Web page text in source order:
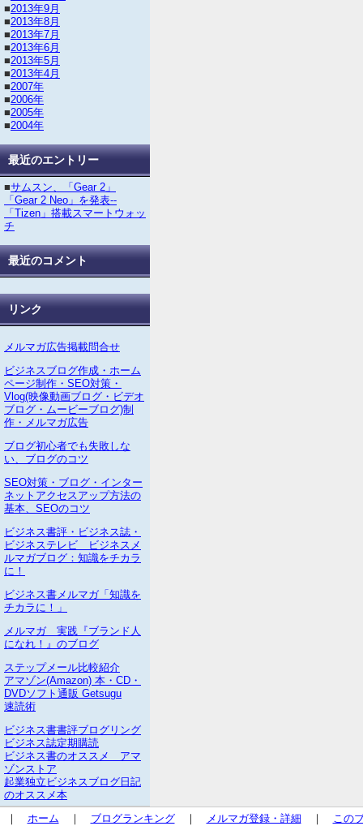
■2013年9月
■2013年8月
■2013年7月
■2013年6月
■2013年5月
■2013年4月
■2007年
■2006年
■2005年
■2004年
最近のエントリー
■サムスン、「Gear 2」
「Gear 2 Neo」を発表--
「Tizen」搭載スマートウォッ
チ
最近のコメント
リンク
メルマガ広告掲載問合せ
ビジネスブログ作成・ホーム
ページ制作・SEO対策・
Vlog(映像動画ブログ・ビデオ
ブログ・ムービーブログ)制
作・メルマガ広告
ブログ初心者でも失敗しな
い、ブログのコツ
SEO対策・ブログ・インター
ネットアクセスアップ方法の
基本、SEOのコツ
ビジネス書評・ビジネス誌・
ビジネステレビ ビジネスメ
ルマガブログ：知識をチカラ
に！
ビジネス書メルマガ「知識を
チカラに！」
メルマガ 実践『ブランド人
になれ！』のブログ
ステップメール比較紹介
アマゾン(Amazon) 本・CD・
DVDソフト通販 Getsugu
速読術
ビジネス書書評ブログリング
ビジネス誌定期購読
ビジネス書のオススメ アマ
ゾンストア
起業独立ビジネスブログ日記
のオススメ本
｜ ホーム ｜ ブログランキング｜ メルマガ登録・詳細 ｜ この